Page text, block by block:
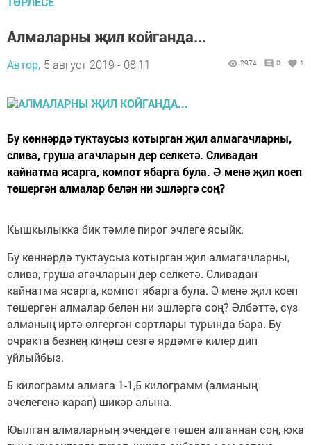
Алмаларны җил койганда...
Автор, 5 август 2019 - 08:11 2974 0 1
Бу көннәрдә туктаусыз котырган җил алмагачларны,
слива, груша агачларын дер селкетә. Сливадан
кайнатма ясарга, компот ябарга була. Ә менә җил коеп
төшергән алмалар белән ни эшләргә соң?
Кышкылыкка бик тәмле пирог эчлеге ясыйк.
Бу көннәрдә туктаусыз котырган җил алмагачларны,
слива, груша агачларын дер селкетә. Сливадан
кайнатма ясарга, компот ябарга була. Ә менә җил коеп
төшергән алмалар белән ни эшләргә соң? Әлбәттә, сүз
алманың иртә өлгергән сортлары турында бара. Бу
очракта безнең киңәш сезгә ярдәмгә килер дип
уйлыйбыз.
5 килограмм алмага 1-1,5 килограмм (алманың
әчелегенә карап) шикәр алына.
Юылган алмаларның эчендәге төшен алганнан соң, юка